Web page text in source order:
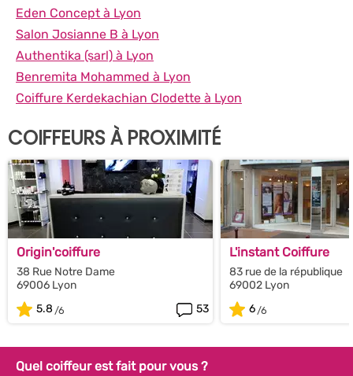
Eden Concept à Lyon
Salon Josianne B à Lyon
Authentika (sarl) à Lyon
Benremita Mohammed à Lyon
Coiffure Kerdekachian Clodette à Lyon
COIFFEURS À PROXIMITÉ
Origin'coiffure
38 Rue Notre Dame
69006 Lyon
5.8
53
L'instant Coiffure
83 rue de la république
69002 Lyon
6
Quel coiffeur est fait pour vous ?